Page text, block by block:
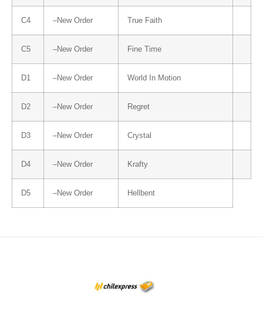
C4 –New Order True Faith
C5 –New Order Fine Time
D1 –New Order World In Motion
D2 –New Order Regret
D3 –New Order Crystal
D4 –New Order Krafty
D5 –New Order Hellbent